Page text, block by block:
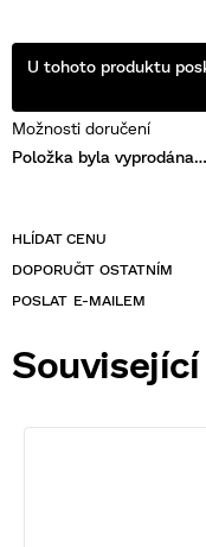
Možnosti doručení
Položka byla vyprodána…
POSLAT
U tohoto produktu